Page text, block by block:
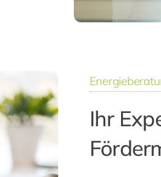
Ihr